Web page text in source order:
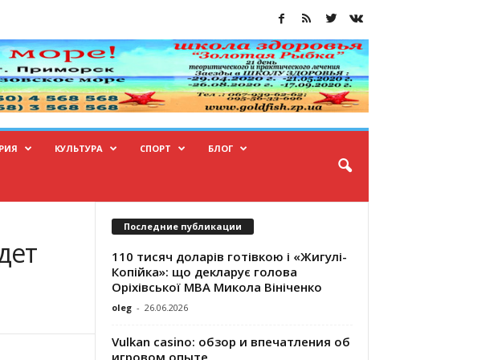
КУЛЬТУРА СПОРТ БЛОГ
Последние публикации
110 тисяч доларів готівкою і «Жигулі-
Копійка»: що декларує голова
Оріхівської МВА Микола Вініченко
oleg - 26.06.2026
Vulkan casino: обзор и впечатления об
игровом опыте